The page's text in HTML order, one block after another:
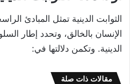
الثوابت الدينية تمثل المبادئ
الإنسان بالخالق، وتحدد إطار
الدينية. وتكمن دلالتها في:
مقالات ذات صلة